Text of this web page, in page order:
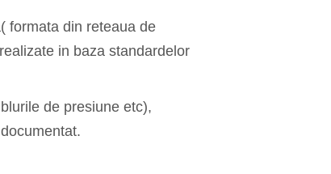
formata din reteaua de
in baza standardelor
de presiune etc),